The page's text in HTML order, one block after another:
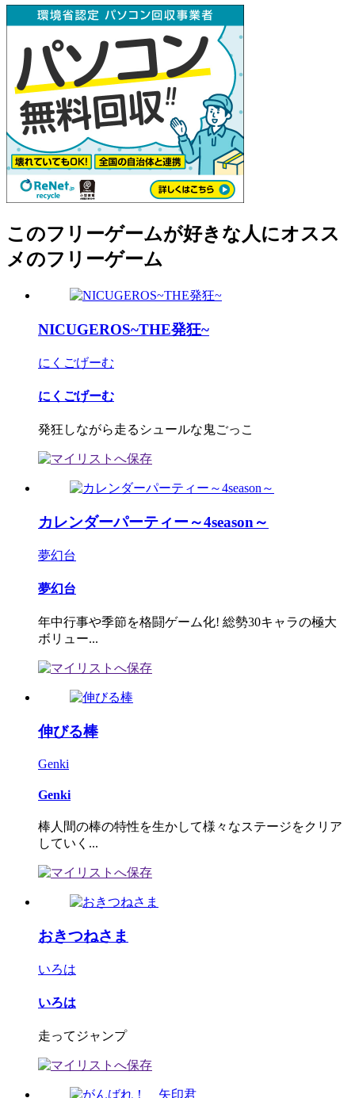
このフリーゲームが好きな人にオスス
メのフリーゲーム
NICUGEROS~THE発狂~
にくごげーむ
にくごげーむ
発狂しながら走るシュールな鬼ごっこ
カレンダーパーティー～4season～
夢幻台
夢幻台
年中行事や季節を格闘ゲーム化! 総勢30キャラの極大
ボリュー...
伸びる棒
Genki
Genki
棒人間の棒の特性を生かして様々なステージをクリア
していく...
おきつねさま
いろは
いろは
走ってジャンプ